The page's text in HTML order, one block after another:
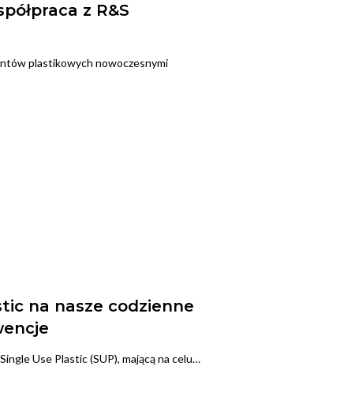
z R&S
plastikowych nowoczesnymi
na nasze codzienne
Use Plastic (SUP), mającą na celu…